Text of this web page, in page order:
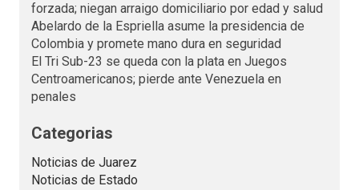
forzada; niegan arraigo domiciliario por edad y salud
Abelardo de la Espriella asume la presidencia de
Colombia y promete mano dura en seguridad
El Tri Sub-23 se queda con la plata en Juegos
Centroamericanos; pierde ante Venezuela en
penales
Categorias
Noticias de Juarez
Noticias de Estado